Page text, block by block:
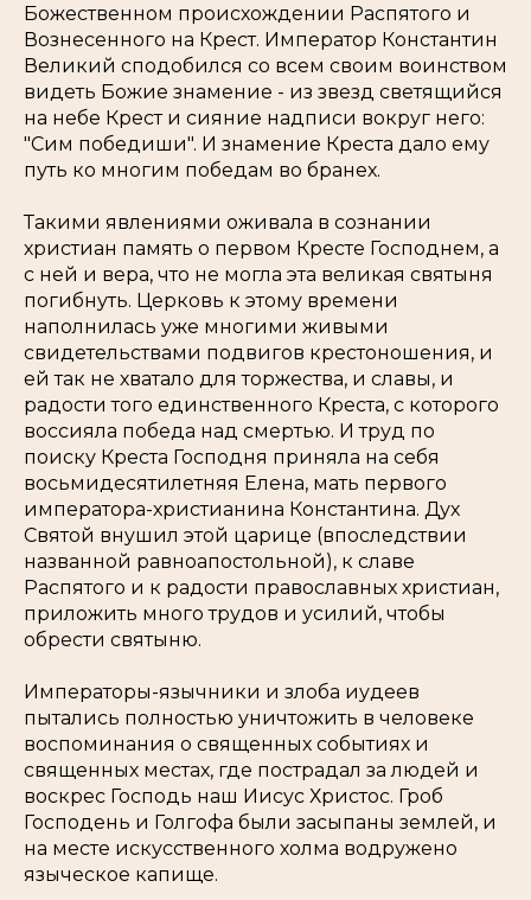
Божественном происхождении Распятого и
Вознесенного на Крест. Император Константин
Великий сподобился со всем своим воинством
видеть Божие знамение - из звезд светящийся
на небе Крест и сияние надписи вокруг него:
"Сим победиши". И знамение Креста дало ему
путь ко многим победам во бранех.
Такими явлениями оживала в сознании
христиан память о первом Кресте Господнем, а
с ней и вера, что не могла эта великая святыня
погибнуть. Церковь к этому времени
наполнилась уже многими живыми
свидетельствами подвигов крестоношения, и
ей так не хватало для торжества, и славы, и
радости того единственного Креста, с которого
воссияла победа над смертью. И труд по
поиску Креста Господня приняла на себя
восьмидесятилетняя Елена, мать первого
императора-христианина Константина. Дух
Святой внушил этой царице (впоследствии
названной равноапостольной), к славе
Распятого и к радости православных христиан,
приложить много трудов и усилий, чтобы
обрести святыню.
Императоры-язычники и злоба иудеев
пытались полностью уничтожить в человеке
воспоминания о священных событиях и
священных местах, где пострадал за людей и
воскрес Господь наш Иисус Христос. Гроб
Господень и Голгофа были засыпаны землей, и
на месте искусственного холма водружено
языческое капище.